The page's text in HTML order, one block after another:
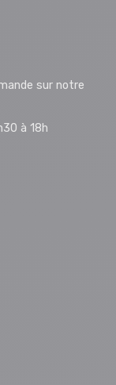
sur notre
à 18h